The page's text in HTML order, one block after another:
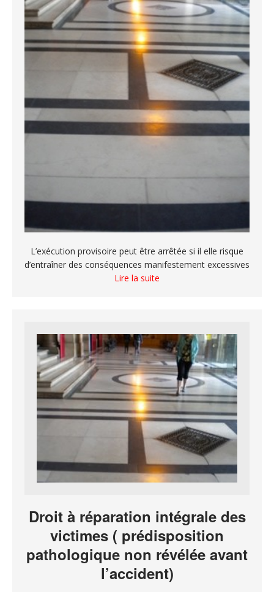
L’exécution provisoire peut être arrêtée si il elle risque
d’entraîner des conséquences manifestement excessives
Lire la suite
Droit à réparation intégrale des
victimes ( prédisposition
pathologique non révélée avant
l’accident)